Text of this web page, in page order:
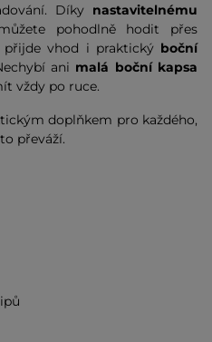
Díky nastavitelnému
pohodlně hodit přes
přijde vhod i praktický boční
ani malá boční kapsa
vždy po ruce.
doplňkem pro každého,
převáží.